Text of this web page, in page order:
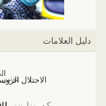
دليل العلامات